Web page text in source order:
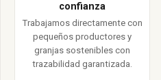
confianza
Trabajamos directamente con
pequeños productores y
granjas sostenibles con
trazabilidad garantizada.